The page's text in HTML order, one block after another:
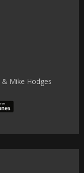
Mike Hodges